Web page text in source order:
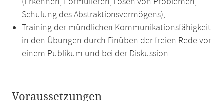
Schulung des Abstraktionsvermögens),
Training der mündlichen Kommunikationsfähigkeit
in den Übungen durch Einüben der freien Rede vor
einem Publikum und bei der Diskussion.
Voraussetzungen